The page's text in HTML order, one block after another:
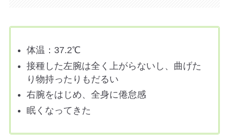
体温：37.2℃
接種した左腕は全く上がらないし、曲げた
り物持ったりもだるい
右腕をはじめ、全身に倦怠感
眠くなってきた